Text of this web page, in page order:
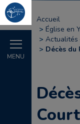
MENU
Accueil
Église en
Actualités
Décès du